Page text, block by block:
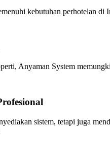
kebutuhan perhotelan
Anyaman System
sistem, tetapi juga